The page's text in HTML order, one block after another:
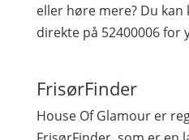
eller høre mere? Du
direkte på 52400006
FrisørFinder
House Of Glamour er